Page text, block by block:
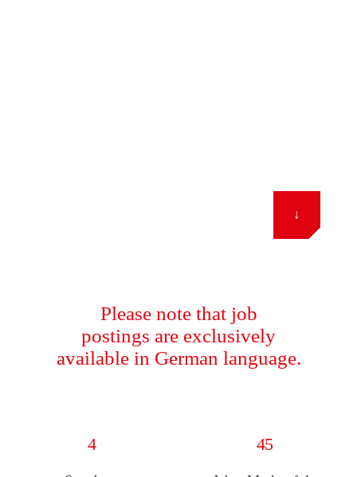
↓
Please note that job
postings are exclusively
available in German language.
4 45